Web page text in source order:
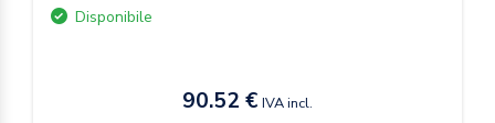
Disponibile
90.52 € IVA incl.